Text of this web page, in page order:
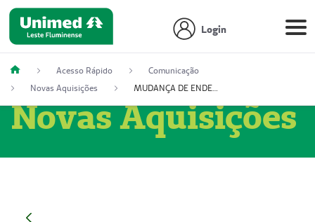
Login
Acesso Rápido
Comunicação
Novas Aquisições
MUDANÇA DE ENDEREÇO - DIAGITAB SERVIÇOS MÉDICOS LTDA (54003267-5)
Novas Aquisições